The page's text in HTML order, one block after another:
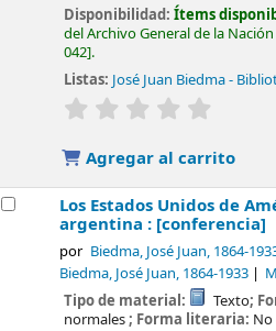
Disponibilidad:Ítems
del Archivo General de la Nación
042 .
Listas: José Juan Biedma -
valoración
Agregar al carrito
Los Estados Unidos de
argentina : [conferencia]
por Biedma, José Juan, 1864-
Biedma, José Juan, 1864-1933
Tipo de material: Texto;
normales; Forma literaria: No